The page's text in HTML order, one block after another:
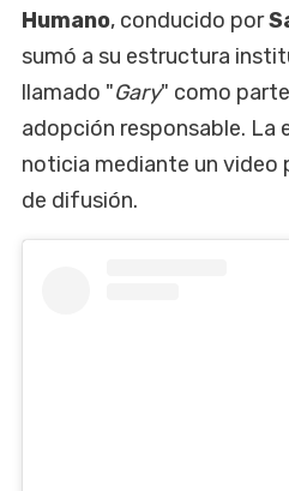
Humano, conducido por
sumó a su estructura
llamado "Gary" como
adopción responsable. La
noticia mediante un video
de difusión.